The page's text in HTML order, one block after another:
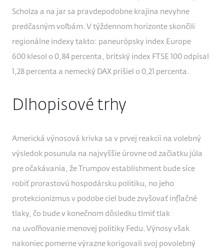
Scholza a na jar sa pravdepodobne krajina nevyhne
predčasným voľbám. V týždennom horizonte skončili
regionálne indexy takto: paneurópsky index Europe
600 klesol o 0,84 percenta, britský index FTSE 100 odpísal
1,28 percenta a nemecký DAX prišiel o 0,21 percenta.
Dlhopisové trhy
Americká výnosová krivka sa v prvej reakcii na volebný
výsledok posunula na najvyššie úrovne od začiatku júla
pre očakávania, že Trumpov establishment bude síce
robiť prorastovú hospodársku politiku, no jeho
protekcionizmus v podobe ciel bude zvyšovať inflačné
tlaky, čo bude v konečnom dôsledku tlmiť tlak
na uvoľňovanie menovej politiky Fedu. Výnosy však
nakoniec pomerne výrazne korigovali svoj povolebný